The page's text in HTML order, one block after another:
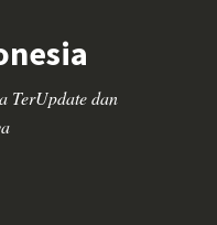
TerUpdate dan